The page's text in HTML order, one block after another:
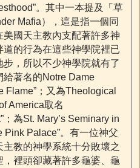
。其中一本提及「草
Mafia），這是指一個同
國天主教內支配著許多神
的行為在這些神學院裡已
，所以不少神學院就有了
著名的Notre Dame
Flame”；又為Theological
America取名
為St. Mary’s Seminary in
Pink Palace”。有一位神父
教的神學系統十分敗壞之
裡頭卻藏著許多龜婆、龜